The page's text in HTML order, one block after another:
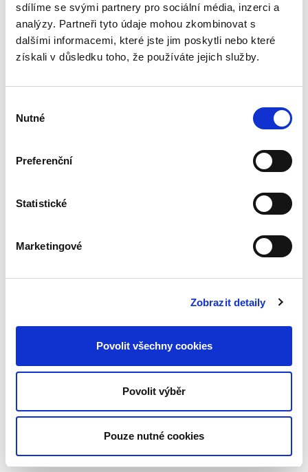
sdílíme se svými partnery pro sociální média, inzerci a
analýzy. Partneři tyto údaje mohou zkombinovat s
dalšími informacemi, které jste jim poskytli nebo které
získali v důsledku toho, že používáte jejich služby.
souhlasu
Nutné
Preferenční
Statistické
Marketingové
Zobrazit detaily
Povolit všechny cookies
Povolit výběr
Pouze nutné cookies
Výklad
mezinárodních
690,00 Kč
dosud opomíjenému výkladu mezinárodních
insolvenční nařízení
procesu
Alexander J. Bělohlávek